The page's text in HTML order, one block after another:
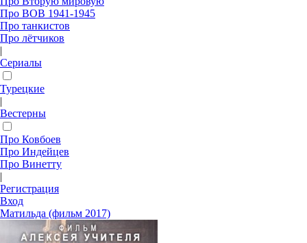
Про ВОВ 1941-1945
Про танкистов
Про лётчиков
|
Сериалы
Турецкие
|
Вестерны
Про Ковбоев
Про Индейцев
Про Винетту
|
Регистрация
Вход
Матильда (фильм 2017)